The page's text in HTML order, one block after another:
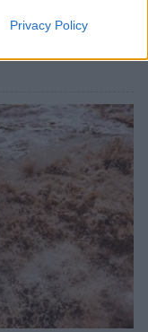
Privacy Policy
Κατεπείγουσα